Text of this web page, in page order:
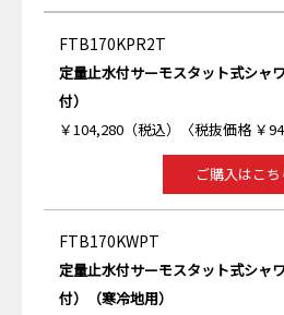
FTB170KPR2T
定量止水付サーモスタット式シャ
付）
￥104,280（税込）〈税抜価格 ￥
ご購入はこち
FTB170KWPT
定量止水付サーモスタット式シャ
付）（寒冷地用）